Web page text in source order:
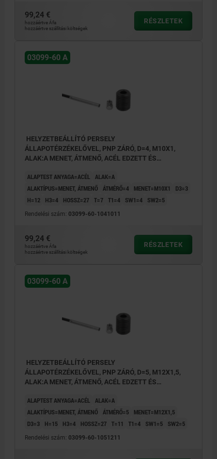
1) LED
BN = Barna
99,24 €
hozzáértve Áfa
hozzáértve szállítási költségek
RÉSZLETEK
03099-60 A
HELYZETBEÁLLÍTÓ PERSELY
ÁLLAPOTÉRZÉKELŐVEL, PNP ZÁRÓ, D=4, M10X1,
ALAK:A MENET, ÁTMENŐ, ACÉL EDZETT ÉS
ALAPTEST ANYAGA=ACÉL ALAK=A
ALAKTÍPUS=MENET, ÁTMENŐ ÁTMÉRŐ=4 MENET=M10X1
D3=3
H=12
H3=4 HOSSZ=27 T=7 T1=4 SW1=4 SW2=5
Rendelési szám: 03099-60-1041011
99,24 €
hozzáértve Áfa
hozzáértve szállítási költségek
RÉSZLETEK
03099-60 A
HELYZETBEÁLLÍTÓ PERSELY
ÁLLAPOTÉRZÉKELŐVEL, PNP ZÁRÓ, D=5, M12X1,5,
ALAK:A MENET, ÁTMENŐ, ACÉL EDZETT ÉS
ALAPTEST ANYAGA=ACÉL ALAK=A
ALAKTÍPUS=MENET, ÁTMENŐ ÁTMÉRŐ=5
MENET=M12X1,5
D3=3
H=15 H3=4 HOSSZ=27 T=11 T1=4 SW1=5 SW2=5
Rendelési szám: 03099-60-1051211